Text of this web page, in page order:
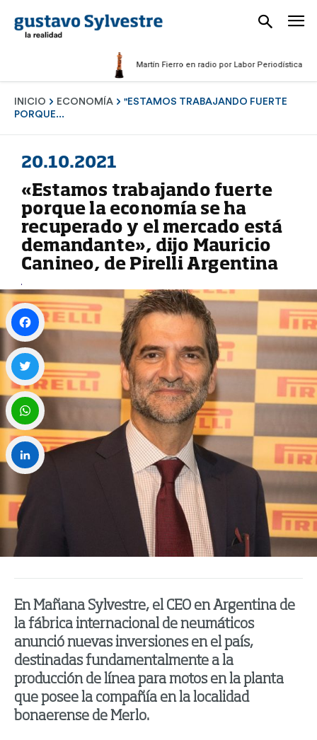
Martín Fierro en radio por Labor Periodística
INICIO ECONOMÍA
"ESTAMOS TRABAJANDO FUERTE
PORQUE...
20.10.2021
«Estamos trabajando fuerte
porque la economía se ha
recuperado y el mercado está
demandante», dijo Mauricio
Canineo, de Pirelli Argentina
En Mañana Sylvestre, el CEO en Argentina de
la fábrica internacional de neumáticos
anunció nuevas inversiones en el país,
destinadas fundamentalmente a la
producción de línea para motos en la planta
que posee la compañía en la localidad
bonaerense de Merlo.
Facebook
Twitter
WhatsApp